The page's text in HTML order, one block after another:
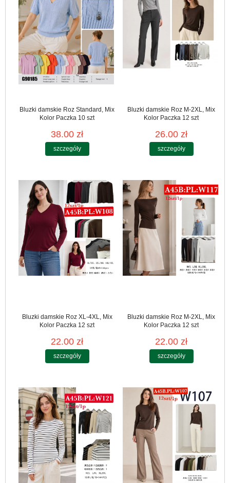
Bluzki damskie Roz Standard, Mix
Kolor Paczka 10 szt
38.00 zł
szczegóły
Bluzki damskie Roz M-2XL, Mix
Kolor Paczka 12 szt
26.00 zł
szczegóły
Bluzki damskie Roz XL-4XL, Mix
Kolor Paczka 12 szt
22.00 zł
szczegóły
Bluzki damskie Roz M-2XL, Mix
Kolor Paczka 12 szt
22.00 zł
szczegóły